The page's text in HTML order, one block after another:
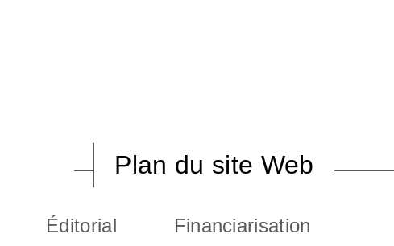
Plan du site Web
Éditorial Financiarisation